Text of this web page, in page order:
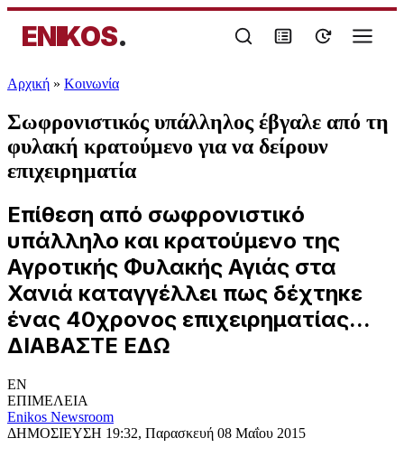
ENIKOS.
Αρχική » Κοινωνία
Σωφρονιστικός υπάλληλος έβγαλε από τη
φυλακή κρατούμενο για να δείρουν
επιχειρηματία
Επίθεση από σωφρονιστικό
υπάλληλο και κρατούμενο της
Αγροτικής Φυλακής Αγιάς στα
Χανιά καταγγέλλει πως δέχτηκε
ένας 40χρονος επιχειρηματίας...
ΔΙΑΒΑΣΤΕ ΕΔΩ
EN
ΕΠΙΜΕΛΕΙΑ
Enikos Newsroom
ΔΗΜΟΣΙΕΥΣΗ 19:32, Παρασκευή 08 Μαΐου 2015